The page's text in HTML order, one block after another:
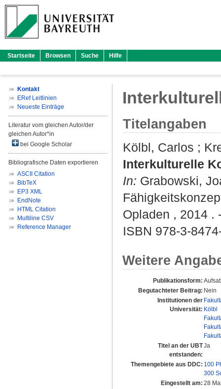
Startseite Browsen Suche Hilfe
Kontakt
ERef Leitlinien
Neueste Einträge
Literatur vom gleichen Autor/der
gleichen Autor*in
bei Google Scholar
Bibliografische Daten exportieren
ASCII Citation
BibTeX
EP3 XML
EndNote
HTML Citation
Multiline CSV
Reference Manager
Titelangaben
Kölbl, Carlos ;
Interkulturelle
In: Grabowski,
Opladen , 2014 .
ISBN 978-3-
Weitere
Publikationsform:
Begutachteter Beitrag: Nein
Institutionen der
Universität: Kölbl
Titel an der UBT
entstanden:
Ja
Themengebiete aus DDC: 100
300
Eingestellt am: 28